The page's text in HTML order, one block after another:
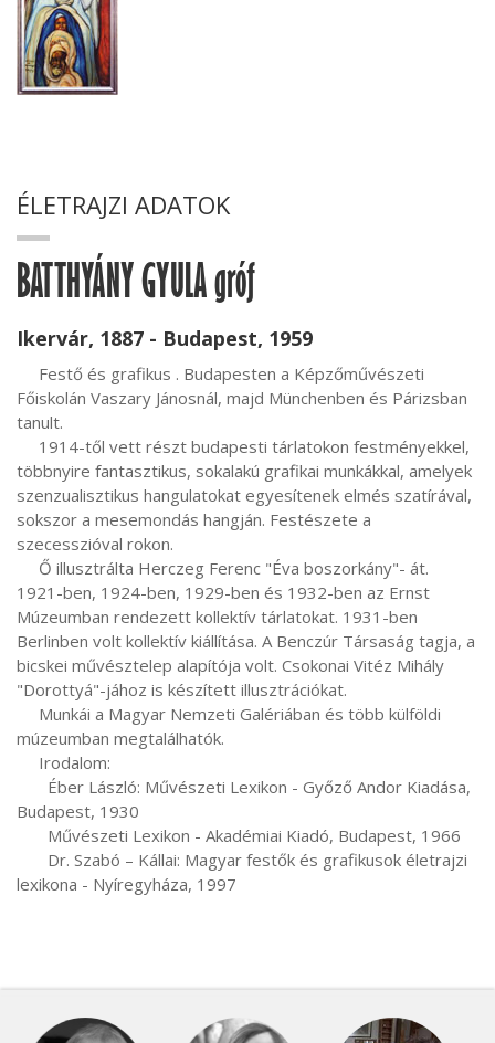
ÉLETRAJZI ADATOK
BATTHYÁNY GYULA gróf
Ikervár, 1887 - Budapest, 1959
Főiskolán Vaszary Jánosnál, majd Münchenben és Párizsban
tanult.
többnyire fantasztikus, sokalakú grafikai munkákkal, amelyek
szenzualisztikus hangulatokat egyesítenek elmés szatírával,
sokszor a mesemondás hangján. Festészete a
szecesszióval rokon.
1921-ben, 1924-ben, 1929-ben és 1932-ben az Ernst
Múzeumban rendezett kollektív tárlatokat. 1931-ben
Berlinben volt kollektív kiállítása. A Benczúr Társaság tagja, a
bicskei művésztelep alapítója volt. Csokonai Vitéz Mihály
"Dorottyá"-jához is készített illusztrációkat.
múzeumban megtalálhatók.
Budapest, 1930
lexikona - Nyíregyháza, 1997